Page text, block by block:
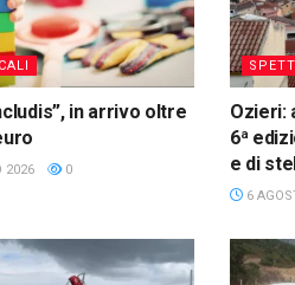
in arrivo oltre
2026 0
Ozieri:
6ª
e di
6